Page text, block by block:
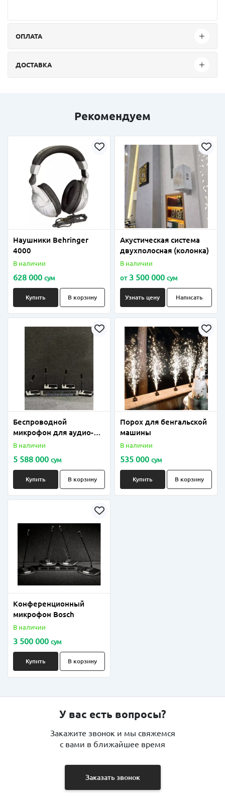
ОПЛАТА
ДОСТАВКА
Рекомендуем
Наушники Behringer
4000
В наличии
628 000 сум
Купить В корзину
Акустическая система
двухполосная (колонка)
В наличии
от3 500 000 сум
Узнать цену Написать
Беспроводной
микрофон для аудио-
конференций "SHURE"
В наличии
5 588 000 сум
Купить В корзину
Порох для бенгальской
машины
В наличии
535 000 сум
Купить В корзину
Конференционный
микрофон Bosch
В наличии
3 500 000 сум
Купить В корзину
У вас есть вопросы?
Закажите звонок и мы свяжемся
с вами в ближайшее время
Заказать звонок